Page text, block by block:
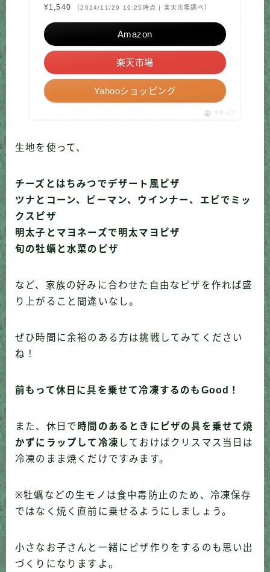
¥1,540
（2024/11/29 19:25時点 | 楽天市場調べ）
Amazon
楽天市場
Yahooショッピング
ポチップ
生地を使って、
チーズとはちみつでデザート風ピザ
ツナとコーン、ピーマン、ウインナー、エビでミッ
クスピザ
明太子とマヨネーズで明太マヨピザ
旬の牡蠣と水菜のピザ
など、家族の好みに合わせた自由なピザを作れば盛
り上がること間違いなし。
ぜひ時間に余裕のある方は挑戦してみてください
ね！
前もって休日に具を乗せて冷凍するのもGood！
また、休日で 時間のあるときにピザの具を乗せて焼
かずにラップして冷凍 しておけばクリスマス当日は
冷凍のまま焼くだけですみます。
※牡蠣などの生モノは食中毒防止のため、冷凍保存
ではなく焼く直前に乗せるようにしましょう。
小さなお子さんと一緒にピザ作りをするのも思い出
づくりになりますよ。